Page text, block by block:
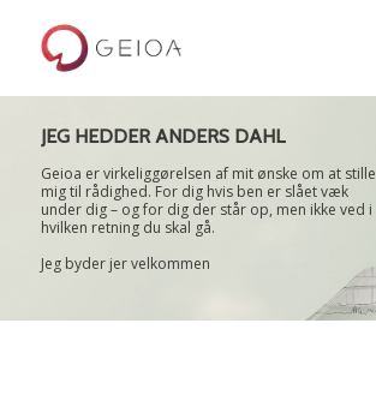
JEG HEDDER ANDERS DAHL
Geioa er virkeliggørelsen af mit ønske om at stille
mig til rådighed. For dig hvis ben er slået væk
under dig – og for dig der står op, men ikke ved i
hvilken retning du skal gå.
Jeg byder jer velkommen